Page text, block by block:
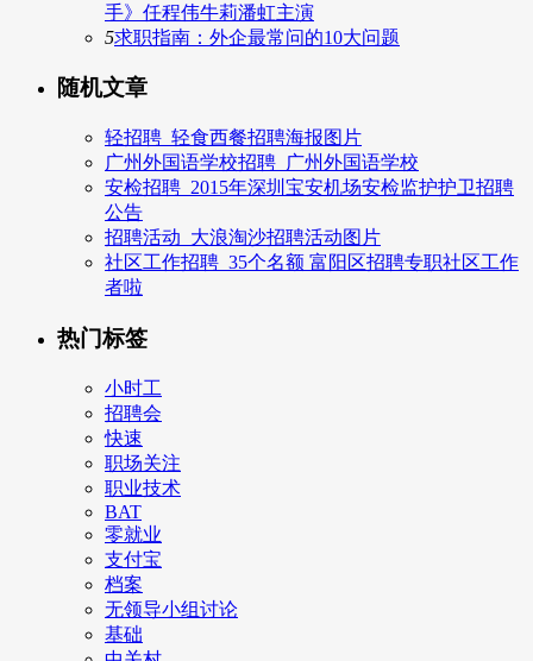
手》任程伟牛莉潘虹主演
5求职指南：外企最常问的10大问题
随机文章
轻招聘_轻食西餐招聘海报图片
广州外国语学校招聘_广州外国语学校
安检招聘_2015年深圳宝安机场安检监护护卫招聘
公告
招聘活动_大浪淘沙招聘活动图片
社区工作招聘_35个名额 富阳区招聘专职社区工作
者啦
热门标签
小时工
招聘会
快速
职场关注
职业技术
BAT
零就业
支付宝
档案
无领导小组讨论
基础